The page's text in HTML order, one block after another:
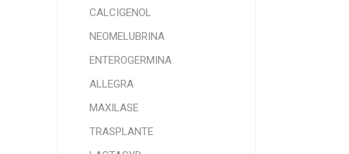
CALCIGENOL
NEOMELUBRINA
ENTEROGERMINA
ALLEGRA
MAXILASE
TRASPLANTE